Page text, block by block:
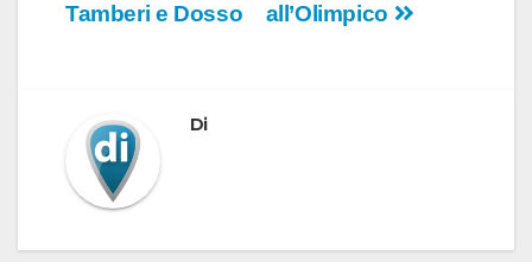
all’Olimpico
Tamberi e Dosso
Di